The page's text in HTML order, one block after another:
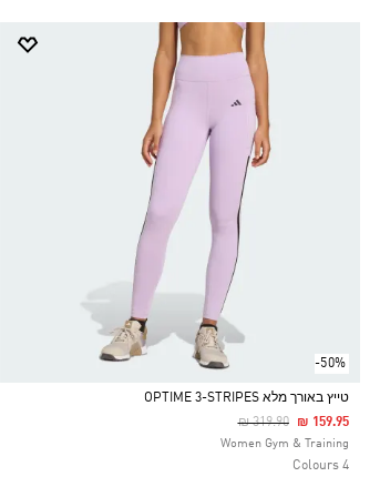
-50%
Selected
טייץ באורך מלא OPTIME 3-STRIPES
Price Reduced From
₪ 319.90To₪ 159.95
Women Gym & Training
4 Colours